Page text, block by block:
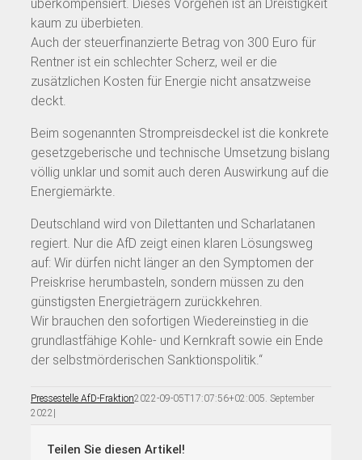
überkompensiert. Dieses Vorgehen ist an Dreistigkeit
kaum zu überbieten.
Auch der steuerfinanzierte Betrag von 300 Euro für
Rentner ist ein schlechter Scherz, weil er die
zusätzlichen Kosten für Energie nicht ansatzweise
deckt.
Beim sogenannten Strompreisdeckel ist die konkrete
gesetzgeberische und technische Umsetzung bislang
völlig unklar und somit auch deren Auswirkung auf die
Energiemärkte.
Deutschland wird von Dilettanten und Scharlatanen
regiert. Nur die AfD zeigt einen klaren Lösungsweg
auf: Wir dürfen nicht länger an den Symptomen der
Preiskrise herumbasteln, sondern müssen zu den
günstigsten Energieträgern zurückkehren.
Wir brauchen den sofortigen Wiedereinstieg in die
grundlastfähige Kohle- und Kernkraft sowie ein Ende
der selbstmörderischen Sanktionspolitik.“
Pressestelle AfD-Fraktion2022-09-05T17:07:56+02:005. September
2022 |
Teilen Sie diesen Artikel!